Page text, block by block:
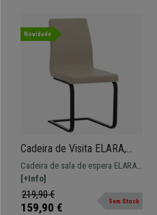
Novidade
Cadeira de Visita ELARA,
Acolchoado Extra
Confortável, Estructura
Preta, Pele, Cor Creme
Cadeira de sala de espera ELARA,
um modelo totalmente moderno e
ideal para deixar as suas visitas
confortáveis! Não procure mais!
[+Info]
219,90 €
159,90 € Sem Stock